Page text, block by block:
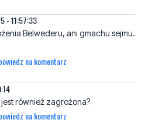
- 11:57:33
Belwederu, ani gmachu sejmu.
na komentarz
również zagrożona?
na komentarz